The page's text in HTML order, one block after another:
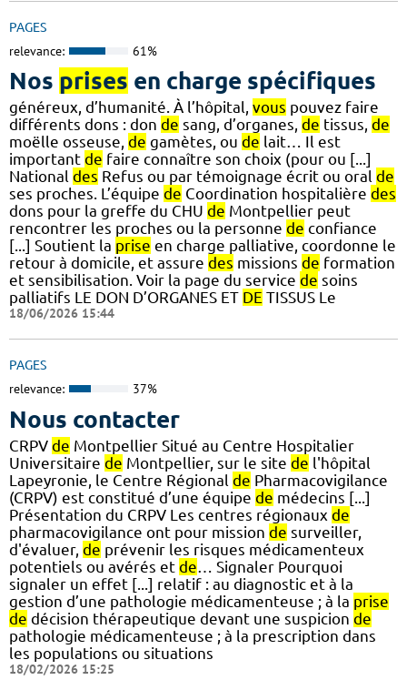
PAGES
relevance: 61%
Nos prises en charge spécifiques
généreux, d’humanité. À l’hôpital, vous pouvez faire
différents dons : don de sang, d’organes, de tissus, de
moëlle osseuse, de gamètes, ou de lait… Il est
important de faire connaître son choix (pour ou [...]
National des Refus ou par témoignage écrit ou oral de
ses proches. L’équipe de Coordination hospitalière des
dons pour la greffe du CHU de Montpellier peut
rencontrer les proches ou la personne de confiance
[...] Soutient la prise en charge palliative, coordonne le
retour à domicile, et assure des missions de formation
et sensibilisation. Voir la page du service de soins
palliatifs LE DON D’ORGANES ET DE TISSUS Le
18/06/2026 15:44
PAGES
relevance: 37%
Nous contacter
CRPV de Montpellier Situé au Centre Hospitalier
Universitaire de Montpellier, sur le site de l'hôpital
Lapeyronie, le Centre Régional de Pharmacovigilance
(CRPV) est constitué d’une équipe de médecins [...]
Présentation du CRPV Les centres régionaux de
pharmacovigilance ont pour mission de surveiller,
d'évaluer, de prévenir les risques médicamenteux
potentiels ou avérés et de … Signaler Pourquoi
signaler un effet [...] relatif : au diagnostic et à la
gestion d’une pathologie médicamenteuse ; à la prise
de décision thérapeutique devant une suspicion de
pathologie médicamenteuse ; à la prescription dans
les populations ou situations
18/02/2026 15:25